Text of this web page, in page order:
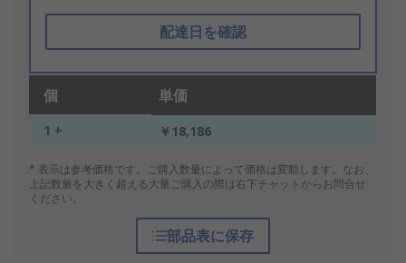
配達日を確認
個 単価
1 + ￥18,186
* 表示は参考価格です。ご購入数量によって価格は変動します。なお、
上記数量を大きく超える大量ご購入の際は右下チャットからお問合せ
ください。
部品表に保存